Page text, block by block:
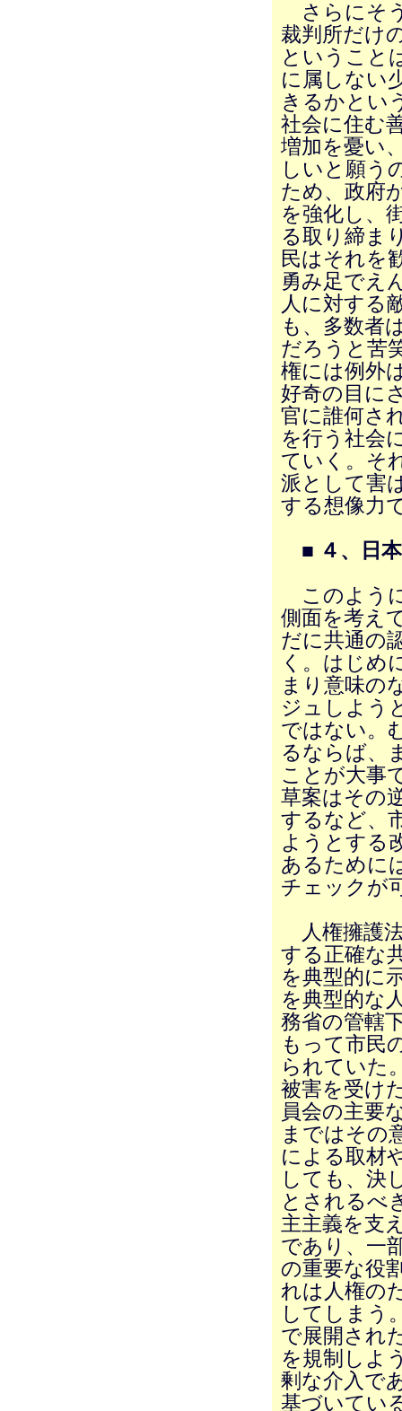
さらにそ
裁判所だけ
ということ
に属しない
きるかとい
社会に住む
増加を憂い
しいと願う
ため、政府
を強化し、
る取り締ま
民はそれを
勇み足でえ
人に対する
も、多数者
だろうと苦
権には例外
好奇の目に
官に誰何さ
を行う社会
ていく。そ
派として害
する想像力
■ ４、日
このよう
側面を考え
だに共通の
く。はじめ
まり意味の
ジュしよう
ではない。
るならば、
ことが大事
草案はその
するなど、
ようとする
あるために
チェックが
人権擁護
する正確な
を典型的に
を典型的な
務省の管轄
もって市民
られていた
被害を受け
員会の主要
まではその
による取材
しても、決
とされるべ
主主義を支
であり、一
の重要な役
れは人権の
してしまう
で展開され
を規制しよ
剰な介入で
基づいてい